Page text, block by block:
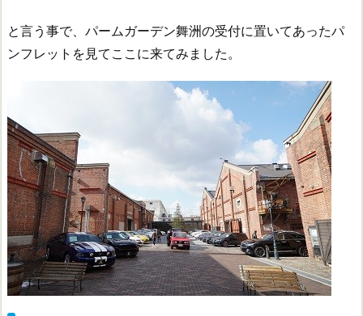
と言う事で、パームガーデン舞洲の受付に置いてあったパ
ンフレットを見てここに来てみました。